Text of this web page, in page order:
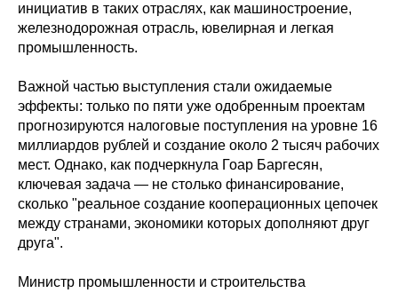
инициатив в таких отраслях, как машиностроение,
железнодорожная отрасль, ювелирная и легкая
промышленность.
Важной частью выступления стали ожидаемые
эффекты: только по пяти уже одобренным проектам
прогнозируются налоговые поступления на уровне 16
миллиардов рублей и создание около 2 тысяч рабочих
мест. Однако, как подчеркнула Гоар Баргесян,
ключевая задача — не столько финансирование,
сколько "реальное создание кооперационных цепочек
между странами, экономики которых дополняют друг
друга".
Министр промышленности и строительства